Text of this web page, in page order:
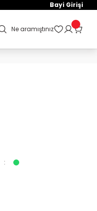
Bayi Girişi
Ne aramıştınız